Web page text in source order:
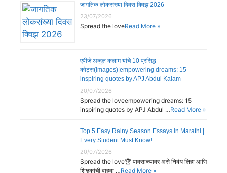
जागतिक लोकसंख्या दिवस क्विझ 2026
23/07/2026
Spread the loveRead More »
एपीजे अब्दुल कलाम यांचे 10 प्रसिद्ध
कोट्स(images)|empowering dreams: 15
inspiring quotes by APJ Abdul Kalam
20/07/2026
Spread the loveempowering dreams: 15
inspiring quotes by APJ Abdul …Read More »
Top 5 Easy Rainy Season Essays in Marathi |
Every Student Must Know!
20/07/2026
Spread the love🏆 पावसाळ्यावर असे निबंध लिहा आणि
शिक्षकांची वाहवा …Read More »